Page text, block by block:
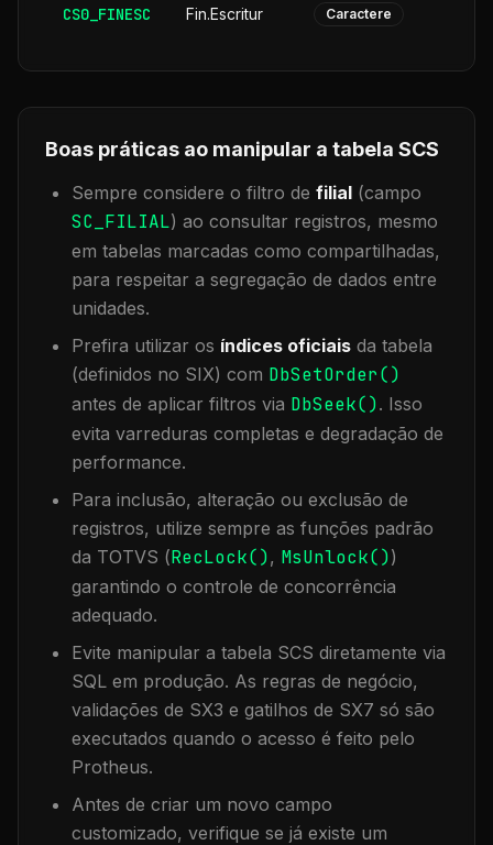
CS0_FINESC Fin.Escritur Caractere
Boas práticas ao manipular a tabela SCS
Sempre considere o filtro de filial (campo
SC_FILIAL) ao consultar registros, mesmo
em tabelas marcadas como compartilhadas,
para respeitar a segregação de dados entre
unidades.
Prefira utilizar os índices oficiais da tabela
(definidos no SIX) com DbSetOrder()
antes de aplicar filtros via DbSeek(). Isso
evita varreduras completas e degradação de
performance.
Para inclusão, alteração ou exclusão de
registros, utilize sempre as funções padrão
da TOTVS (RecLock(), MsUnlock())
garantindo o controle de concorrência
adequado.
Evite manipular a tabela SCS diretamente via
SQL em produção. As regras de negócio,
validações de SX3 e gatilhos de SX7 só são
executados quando o acesso é feito pelo
Protheus.
Antes de criar um novo campo
customizado, verifique se já existe um